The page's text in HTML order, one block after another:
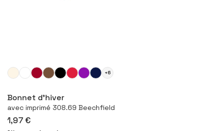
Configurer le produit
+6
Bonnet d'hiver
avec imprimé 308.69 Beechfield
1,97 €